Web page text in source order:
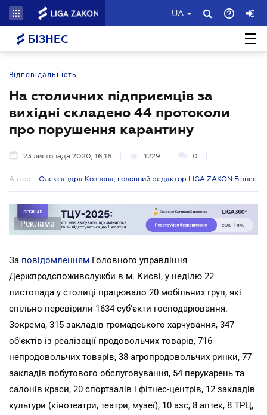
UA
БІЗНЕС
Відповідальність
На столичних підприємців за
вихідні складено 44 протоколи
про порушення карантину
23 листопада 2020, 16:16 1229 0
Автор: Олександра Кознова, головний редактор LIGA ZAKON Бізнес
Реклама
За повідомленням Головного управління
Держпродспоживслужби в м. Києві, у неділю 22
листопада у столиці працювало 20 мобільних груп, які
спільно перевірили 1634 суб'єкти господарювання.
Зокрема, 315 закладів громадського харчування, 347
об'єктів із реалізації продовольчих товарів, 716 -
непродовольчих товарів, 38 агропродовольчих ринки, 77
закладів побутового обслуговування, 54 перукарень та
салонів краси, 20 спортзалів і фітнес-центрів, 12 закладів
культури (кінотеатри, театри, музеї), 10 азс, 8 аптек, 8 ТРЦ,